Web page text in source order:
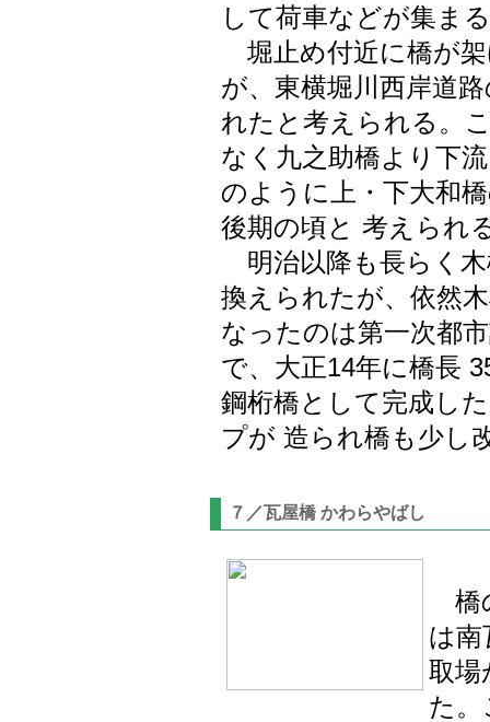
して荷車などが集ま
堀止め付近に橋が
が、東横堀川西岸道
れたと考えられる。
なく九之助橋より下
のように上・下大和
後期の頃と 考えられ
明治以降も長らく
換えられたが、依然
なったのは第一次都
で、大正14年に橋長
鋼桁橋として完成し
プが 造られ橋も少し
７／瓦屋橋 かわらやばし
橋
は南
取場
た。